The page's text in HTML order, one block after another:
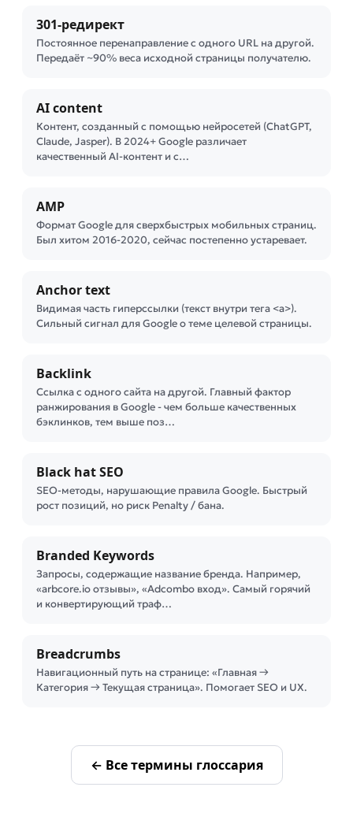
301-редирект
Постоянное перенаправление с одного URL на другой.
Передаёт ~90% веса исходной страницы получателю.
AI content
Контент, созданный с помощью нейросетей (ChatGPT,
Claude, Jasper). В 2024+ Google различает
качественный AI-контент и с…
AMP
Формат Google для сверхбыстрых мобильных страниц.
Был хитом 2016-2020, сейчас постепенно устаревает.
Anchor text
Видимая часть гиперссылки (текст внутри тега <a>).
Сильный сигнал для Google о теме целевой страницы.
Backlink
Ссылка с одного сайта на другой. Главный фактор
ранжирования в Google - чем больше качественных
бэклинков, тем выше поз…
Black hat SEO
SEO-методы, нарушающие правила Google. Быстрый
рост позиций, но риск Penalty / банa.
Branded Keywords
Запросы, содержащие название бренда. Например,
«arbcore.io отзывы», «Adcombo вход». Самый горячий
и конвертирующий траф…
Breadcrumbs
Навигационный путь на странице: «Главная →
Категория → Текущая страница». Помогает SEO и UX.
← Все термины глоссария